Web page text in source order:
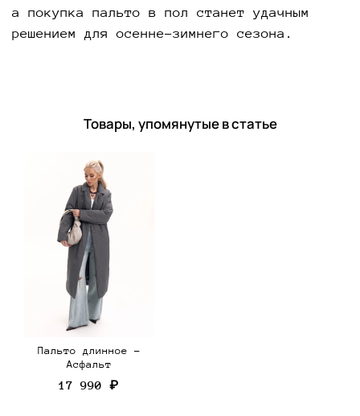
а покупка пальто в пол станет удачным
решением для осенне-зимнего сезона.
Товары, упомянутые в статье
Пальто длинное -
Асфальт
17 990 ₽